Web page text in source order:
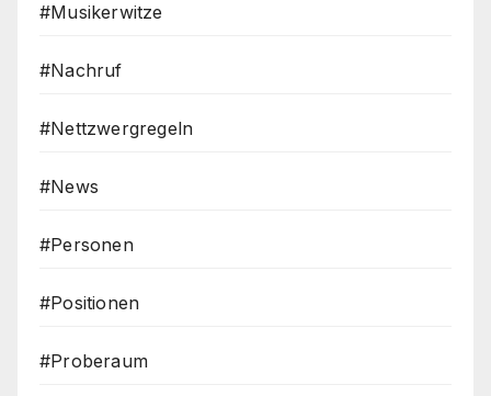
#Musikerwitze
#Nachruf
#Nettzwergregeln
#News
#Personen
#Positionen
#Proberaum